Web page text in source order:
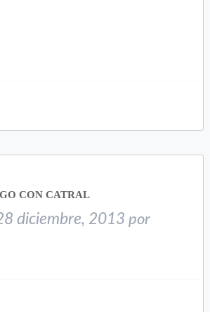
CON CATRAL
diciembre, 2013 por